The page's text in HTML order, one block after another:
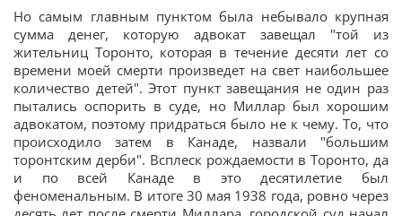
Но самым главным пунктом была небывало крупная
сумма денег, которую адвокат завещал "той из
жительниц Торонто, которая в течение десяти лет со
времени моей смерти произведет на свет наибольшее
количество детей". Этот пункт завещания не один раз
пытались оспорить в суде, но Миллар был хорошим
адвокатом, поэтому придраться было не к чему. То, что
происходило затем в Канаде, назвали "большим
торонтским дерби". Всплеск рождаемости в Торонто, да
и по всей Канаде в это десятилетие был
феноменальным. В итоге 30 мая 1938 года, ровно через